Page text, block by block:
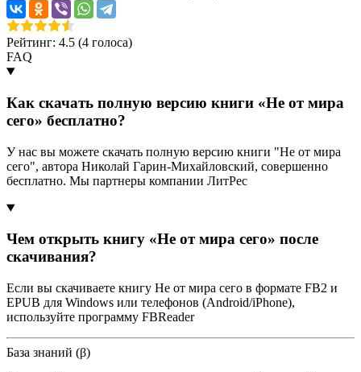
Рейтинг: 4.5 (4 голоса)
FAQ
Как скачать полную версию книги «Не от мира
сего» бесплатно?
У нас вы можете скачать полную версию книги "Не от мира
сего", автора Николай Гарин-Михайловский, совершенно
бесплатно. Мы партнеры компании ЛитРес
Чем открыть книгу «Не от мира сего» после
скачивания?
Если вы скачиваете книгу Не от мира сего в формате FB2 и
EPUB для Windows или телефонов (Android/iPhone),
используйте программу FBReader
База знаний (β)